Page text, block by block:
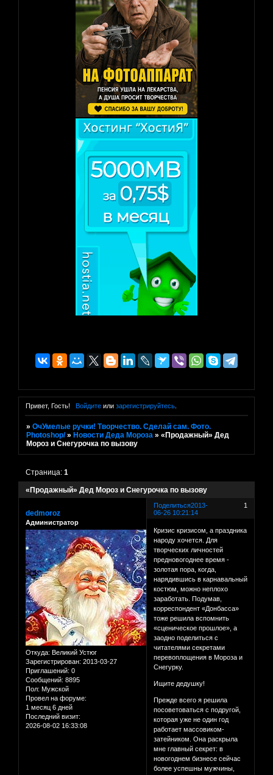
Привет, Гость! Войдитеили зарегистрируйтесь.
»ОчУмелые ручки! Творчество. Сделай сам. Фото.
Photoshop/ » Новости Деда Мороза »«Продажный» Дед
Мороз и Снегурочка по вызову
«Продажный» Дед Мороз и Снегурочка по вызову
Страница:1
Поделиться 1
2013-
06-26 10:21:14
dedmoroz
Администратор
Откуда: Великий Устюг
Зарегистрирован: 2013-03-27
Приглашений: 0
Сообщений: 8895
Пол: Мужской
Провел на форуме:
1 месяц 6 дней
Последний визит:
2026-08-02 16:33:08
Кризис кризисом, а праздника
народу хочется. Для
творческих личностей
предновогоднее время -
золотая пора, когда,
нарядившись в карнавальный
костюм, можно неплохо
заработать. Подумав,
корреспондент «Донбасса»
тоже решила вспомнить
«сценическое прошлое», а
заодно поделиться с
читателями секретами
перевоплощения в Мороза и
Снегурку.
Ищите дедушку!
Прежде всего я решила
посоветоваться с подругой,
которая уже не один год
работает массовиком-
затейником. Она раскрыла
мне главный секрет: в
новогоднем бизнесе сейчас
более успешны мужчины,